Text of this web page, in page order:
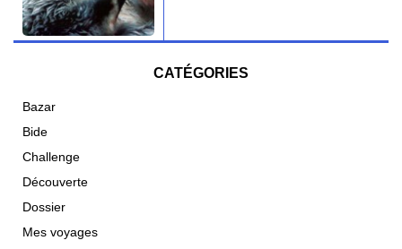
CATÉGORIES
Bazar
Bide
Challenge
Découverte
Dossier
Mes voyages